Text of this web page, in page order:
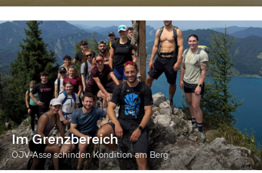
Im Grenzbereich
ÖJV-Asse schinden Kondition am Berg